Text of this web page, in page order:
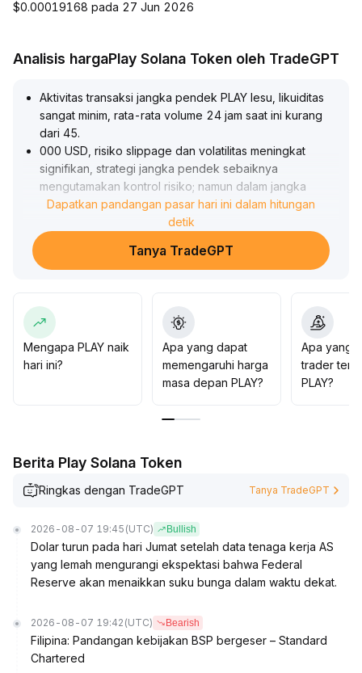
$0.00019168 pada 27 Jun 2026
Analisis hargaPlay Solana Token oleh TradeGPT
Aktivitas transaksi jangka pendek PLAY lesu, likuiditas
sangat minim, rata-rata volume 24 jam saat ini kurang
dari 45.
000 USD, risiko slippage dan volatilitas meningkat
signifikan, strategi jangka pendek sebaiknya
mengutamakan kontrol risiko; namun dalam jangka
panjang, jika mampu menangkap narasi makro dan
aplikasi industri utama, berpartisipasi dalam
pembangunan ekosistem dan tata kelola komunitas, ada
peluang menarik dana institusional untuk revaluasi nilai.
mulai membangun posisi secara bertahap ketika tema
makro stabil dan likuiditas meningkat (volume transaksi
harian menembus 200
000 USD), serta memperhatikan perkembangan
ekosistem sebagai syarat utama alokasi.
Dapatkan pandangan pasar hari ini dalam hitungan
detik
Tanya TradeGPT
Mengapa PLAY naik
hari ini?
Apa yang dapat
memengaruhi harga
masa depan PLAY?
Apa yang
trader
PLAY?
Berita Play Solana Token
Ringkas dengan TradeGPT Tanya TradeGPT
2026-08-07 19:45 (UTC) Bullish
Dolar turun pada hari Jumat setelah data tenaga kerja AS
yang lemah mengurangi ekspektasi bahwa Federal
Reserve akan menaikkan suku bunga dalam waktu dekat.
2026-08-07 19:42 (UTC) Bearish
Filipina: Pandangan kebijakan BSP bergeser – Standard
Chartered